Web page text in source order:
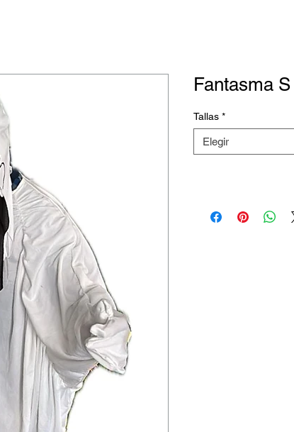
Fantasma
Tallas *
Elegir